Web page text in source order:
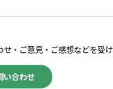
い合わせ
・ ご意見・ご感想などを受